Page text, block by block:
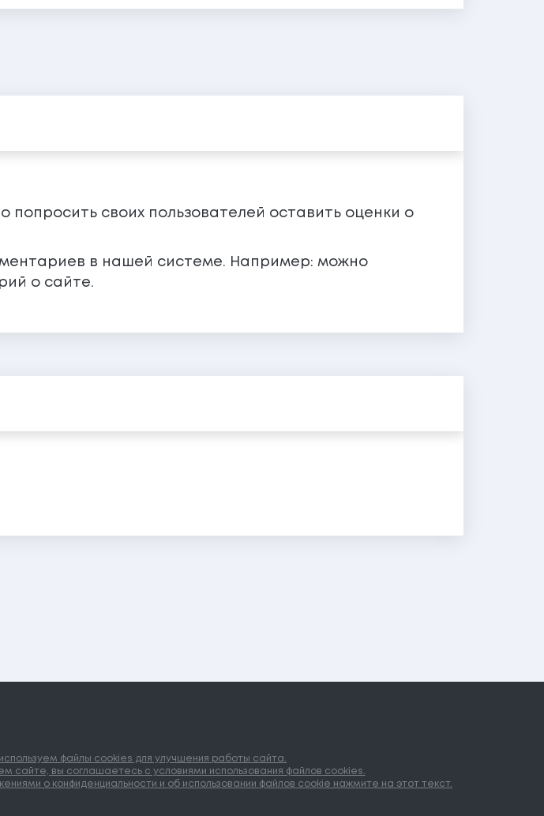
своих пользователей оставить оценки о
в нашей системе. Например: можно
о сайте.
файлы cookies для улучшения работы сайта.
сайте, вы соглашаетесь с условиями использования файлов cookies.
о конфиденциальности и об использовании файлов cookie нажмите на этот текст.